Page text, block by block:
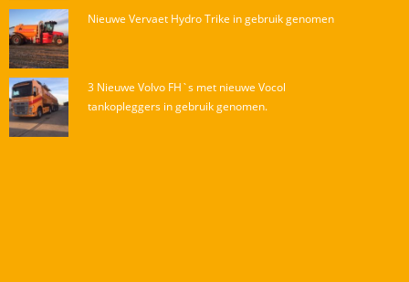
Nieuwe Vervaet Hydro Trike in gebruik genomen
3 Nieuwe Volvo FH`s met nieuwe Vocol
tankopleggers in gebruik genomen.